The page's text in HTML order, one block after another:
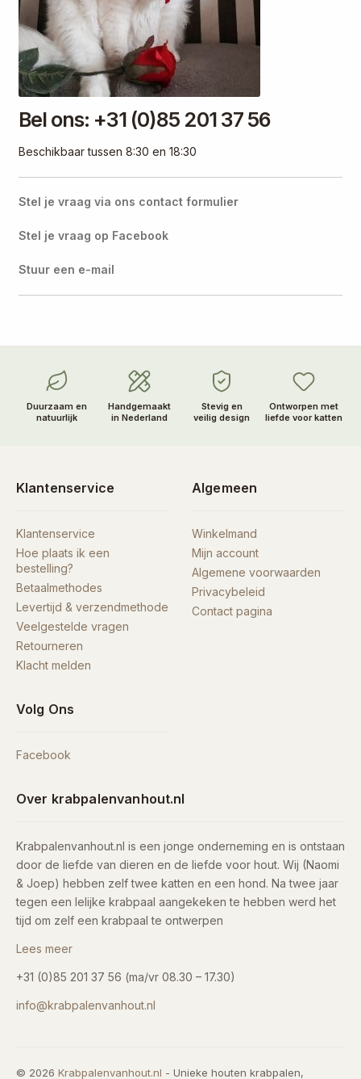
Bel ons: +31 (0)85 201 37 56
Beschikbaar tussen 8:30 en 18:30
Stel je vraag via ons contact formulier
Stel je vraag op Facebook
Stuur een e-mail
Duurzaam en
natuurlijk
Handgemaakt
in Nederland
Stevig en
veilig design
Ontworpen met
liefde voor katten
Klantenservice
Klantenservice
Hoe plaats ik een
bestelling?
Betaalmethodes
Levertijd & verzendmethode
Veelgestelde vragen
Retourneren
Klacht melden
Algemeen
Winkelmand
Mijn account
Algemene voorwaarden
Privacybeleid
Contact pagina
Volg Ons
Facebook
Over krabpalenvanhout.nl
Krabpalenvanhout.nl is een jonge onderneming en is ontstaan
door de liefde van dieren en de liefde voor hout. Wij (Naomi
& Joep) hebben zelf twee katten en een hond. Na twee jaar
tegen een lelijke krabpaal aangekeken te hebben werd het
tijd om zelf een krabpaal te ontwerpen
Lees meer
+31 (0)85 201 37 56 (ma/vr 08.30 – 17.30)
info@krabpalenvanhout.nl
© 2026 Krabpalenvanhout.nl - Unieke houten krabpalen,